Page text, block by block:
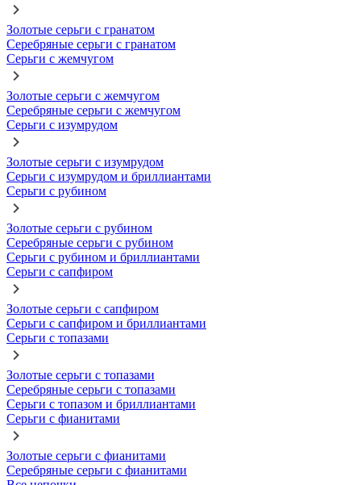
Золотые серьги с гранатом
Серебряные серьги с гранатом
Серьги с жемчугом
Золотые серьги с жемчугом
Серебряные серьги с жемчугом
Серьги с изумрудом
Золотые серьги с изумрудом
Серьги с изумрудом и бриллиантами
Серьги с рубином
Золотые серьги с рубином
Серебряные серьги с рубином
Серьги с рубином и бриллиантами
Серьги с сапфиром
Золотые серьги с сапфиром
Серьги с сапфиром и бриллиантами
Серьги с топазами
Золотые серьги с топазами
Серебряные серьги с топазами
Серьги с топазом и бриллиантами
Серьги с фианитами
Золотые серьги с фианитами
Серебряные серьги с фианитами